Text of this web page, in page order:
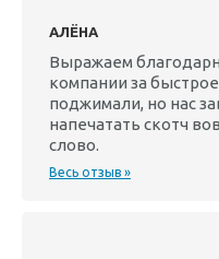
АЛЁНА
Выражаем
компании за
поджимали, но нас
напечатать скотч
слово.
Весь отзыв »